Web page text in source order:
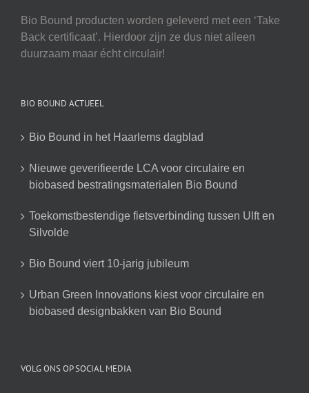
Bio Bound producten worden geleverd met een ‘Take
Back certificaat’. Hierdoor zijn ze dus niet alleen
duurzaam maar écht circulair!
BIO BOUND ACTUEEL
Bio Bound in het Haarlems dagblad
Nieuwe geverifieerde LCA voor circulaire en
biobased bestratingsmaterialen Bio Bound
Toekomstbestendige fietsverbinding tussen Ulft en
Silvolde
Bio Bound viert 10-jarig jubileum
Urban Green Innovations kiest voor circulaire en
biobased designbakken van Bio Bound
VOLG ONS OP SOCIAL MEDIA